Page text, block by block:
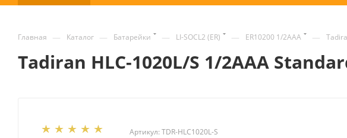
Главная — Каталог — Батарейки — LI-SOCL2 (ER) — ER10200 1/2AAA —
Tadiran HLC-1020L/S 1/2AAA
Артикул: TDR-HLC1020L-S